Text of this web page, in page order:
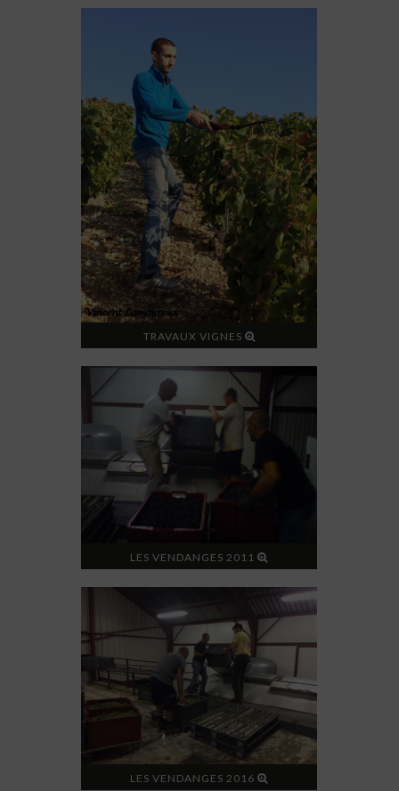
TRAVAUX VIGNES
LES VENDANGES 2011
LES VENDANGES 2016